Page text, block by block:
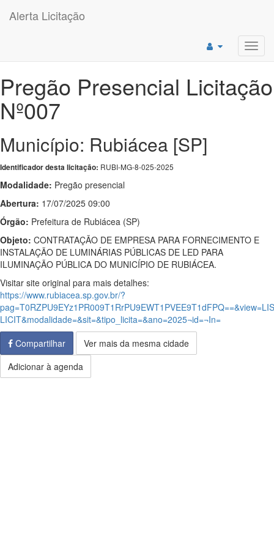
Alerta Licitação
Pregão Presencial Licitação
Nº007
Município: Rubiácea [SP]
Identificador desta licitação: RUBI-MG-8-025-2025
Modalidade: Pregão presencial
Abertura: 17/07/2025 09:00
Órgão: Prefeitura de Rubiácea (SP)
Objeto: CONTRATAÇÃO DE EMPRESA PARA FORNECIMENTO E
INSTALAÇÃO DE LUMINÁRIAS PÚBLICAS DE LED PARA
ILUMINAÇÃO PÚBLICA DO MUNICÍPIO DE RUBIÁCEA.
Visitar site original para mais detalhes:
https://www.rubiacea.sp.gov.br/?
LICIT&modalidade=&sit=&tipo_licita=&ano=2025¬id=¬In=
Compartilhar
Ver mais da mesma cidade
Adicionar à agenda